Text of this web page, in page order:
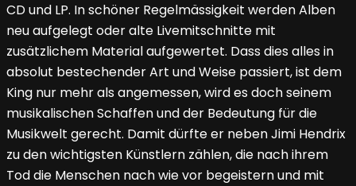
CD und LP. In schöner Regelmässigkeit werden Alben
neu aufgelegt oder alte Livemitschnitte mit
zusätzlichem Material aufgewertet. Dass dies alles in
absolut bestechender Art und Weise passiert, ist dem
King nur mehr als angemessen, wird es doch seinem
musikalischen Schaffen und der Bedeutung für die
Musikwelt gerecht. Damit dürfte er neben Jimi Hendrix
zu den wichtigsten Künstlern zählen, die nach ihrem
Tod die Menschen nach wie vor begeistern und mit